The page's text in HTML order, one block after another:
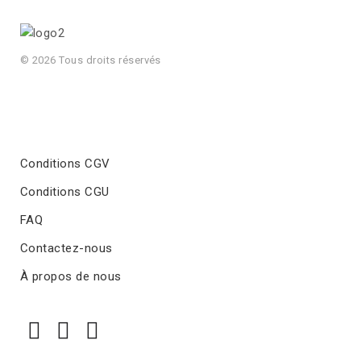
© 2026 Tous droits réservés
Conditions CGV
Conditions CGU
FAQ
Contactez-nous
À propos de nous